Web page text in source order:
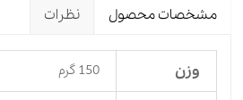
مشخصات محصول نظرات
وزن 150 گرم